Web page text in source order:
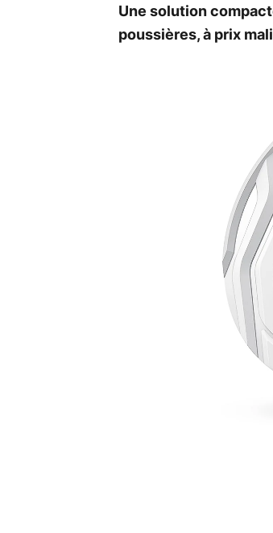
Une solution
poussières, à prix